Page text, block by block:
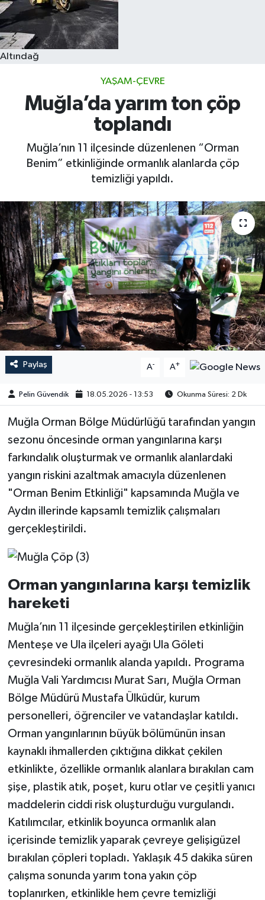
Altındağ
YAŞAM-ÇEVRE
Muğla’da yarım ton çöp
toplandı
Muğla’nın 11 ilçesinde düzenlenen “Orman
Benim” etkinliğinde ormanlık alanlarda çöp
temizliği yapıldı.
Paylaş A- A+
Pelin Güvendik 18.05.2026 - 13:53 Okunma Süresi: 2 Dk
Muğla Orman Bölge Müdürlüğü tarafından yangın
sezonu öncesinde orman yangınlarına karşı
farkındalık oluşturmak ve ormanlık alanlardaki
yangın riskini azaltmak amacıyla düzenlenen
"Orman Benim Etkinliği" kapsamında Muğla ve
Aydın illerinde kapsamlı temizlik çalışmaları
gerçekleştirildi.
Orman yangınlarına karşı temizlik
hareketi
Muğla’nın 11 ilçesinde gerçekleştirilen etkinliğin
Menteşe ve Ula ilçeleri ayağı Ula Göleti
çevresindeki ormanlık alanda yapıldı. Programa
Muğla Vali Yardımcısı Murat Sarı, Muğla Orman
Bölge Müdürü Mustafa Ülküdür, kurum
personelleri, öğrenciler ve vatandaşlar katıldı.
Orman yangınlarının büyük bölümünün insan
kaynaklı ihmallerden çıktığına dikkat çekilen
etkinlikte, özellikle ormanlık alanlara bırakılan cam
şişe, plastik atık, poşet, kuru otlar ve çeşitli yanıcı
maddelerin ciddi risk oluşturduğu vurgulandı.
Katılımcılar, etkinlik boyunca ormanlık alan
içerisinde temizlik yaparak çevreye gelişigüzel
bırakılan çöpleri topladı. Yaklaşık 45 dakika süren
çalışma sonunda yarım tona yakın çöp
toplanırken, etkinlikle hem çevre temizliği